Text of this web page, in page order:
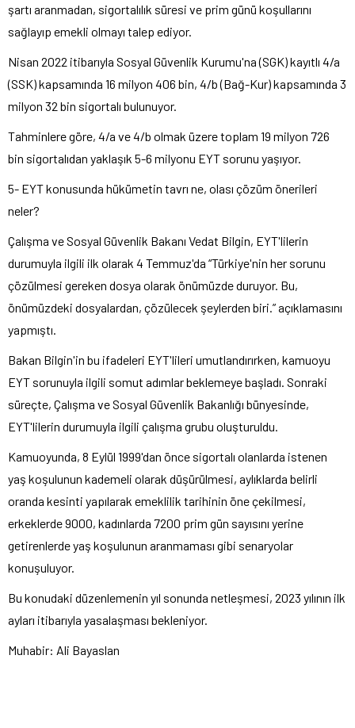
şartı aranmadan, sigortalılık süresi ve prim günü koşullarını
sağlayıp emekli olmayı talep ediyor.
Nisan 2022 itibarıyla Sosyal Güvenlik Kurumu'na (SGK) kayıtlı 4/a
(SSK) kapsamında 16 milyon 406 bin, 4/b (Bağ-Kur) kapsamında 3
milyon 32 bin sigortalı bulunuyor.
Tahminlere göre, 4/a ve 4/b olmak üzere toplam 19 milyon 726
bin sigortalıdan yaklaşık 5-6 milyonu EYT sorunu yaşıyor.
5- EYT konusunda hükümetin tavrı ne, olası çözüm önerileri
neler?
Çalışma ve Sosyal Güvenlik Bakanı Vedat Bilgin, EYT'lilerin
durumuyla ilgili ilk olarak 4 Temmuz'da “Türkiye'nin her sorunu
çözülmesi gereken dosya olarak önümüzde duruyor. Bu,
önümüzdeki dosyalardan, çözülecek şeylerden biri.” açıklamasını
yapmıştı.
Bakan Bilgin'in bu ifadeleri EYT'lileri umutlandırırken, kamuoyu
EYT sorunuyla ilgili somut adımlar beklemeye başladı. Sonraki
süreçte, Çalışma ve Sosyal Güvenlik Bakanlığı bünyesinde,
EYT'lilerin durumuyla ilgili çalışma grubu oluşturuldu.
Kamuoyunda, 8 Eylül 1999'dan önce sigortalı olanlarda istenen
yaş koşulunun kademeli olarak düşürülmesi, aylıklarda belirli
oranda kesinti yapılarak emeklilik tarihinin öne çekilmesi,
erkeklerde 9000, kadınlarda 7200 prim gün sayısını yerine
getirenlerde yaş koşulunun aranmaması gibi senaryolar
konuşuluyor.
Bu konudaki düzenlemenin yıl sonunda netleşmesi, 2023 yılının ilk
ayları itibarıyla yasalaşması bekleniyor.
Muhabir: Ali Bayaslan